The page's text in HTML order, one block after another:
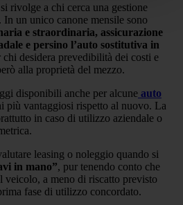
rivolge a chi cerca una gestione
un unico canone mensile sono
e straordinaria, assicurazione
e persino l’auto sostitutiva in
chi desidera prevedibilità dei costi e
alla proprietà del mezzo.
disponibili anche per alcune auto
più vantaggiosi rispetto al nuovo. La
in caso di utilizzo aziendale o
leasing o noleggio quando si
in mano”, pur tenendo conto che
veicolo, a meno di riscatto previsto
fase di utilizzo concordato.